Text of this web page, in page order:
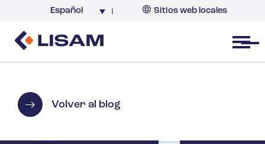
Español Sitios web locales
Open menu
Volver al blog